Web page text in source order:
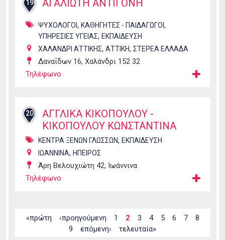
19 ΑΓΑΛΙΩΤΗ ΑΝΤΙΓΟΝΗ
ΨΥΧΟΛΟΓΟΙ , ΚΑΘΗΓΗΤΕΣ - ΠΑΙΔΑΓΩΓΟΙ ,
ΥΠΗΡΕΣΙΕΣ ΥΓΕΙΑΣ, ΕΚΠΑΙΔΕΥΣΗ
ΧΑΛΑΝΔΡΙ ΑΤΤΙΚΗΣ, ΑΤΤΙΚΗ, ΣΤΕΡΕΑ ΕΛΛΑΔΑ
Δαναΐδων 16, Χαλάνδρι 152 32
Τηλέφωνο
20
ΑΓΓΛΙΚΑ ΚΙΚΟΠΟΥΛΟΥ -
ΚΙΚΟΠΟΥΛΟΥ ΚΩΝΣΤΑΝΤΙΝΑ
ΚΕΝΤΡΑ ΞΕΝΩΝ ΓΛΩΣΣΩΝ, ΕΚΠΑΙΔΕΥΣΗ
ΙΩΑΝΝΙΝΑ, ΗΠΕΙΡΟΣ
Άρη Βελουχιώτη 42, Ιωάννινα
Τηλέφωνο
«πρώτη ‹προηγούμενη 1 2 3 4 5 6 7
8
9
επόμενη› τελευταία»